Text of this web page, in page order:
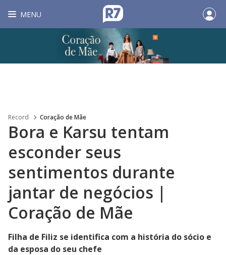
MENU
Record Coração de Mãe
Bora e Karsu tentam
esconder seus
sentimentos durante
jantar de negócios |
Coração de Mãe
Filha de Filiz se identifica com a história do sócio e
da esposa do seu chefe